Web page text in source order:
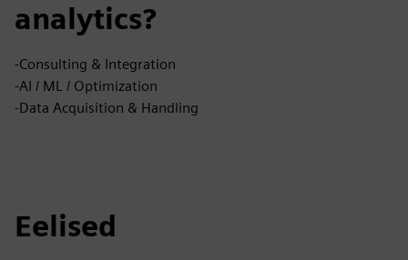
analytics?
-Consulting & Integration
-AI / ML / Optimization
-Data Acquisition & Handling
Eelised